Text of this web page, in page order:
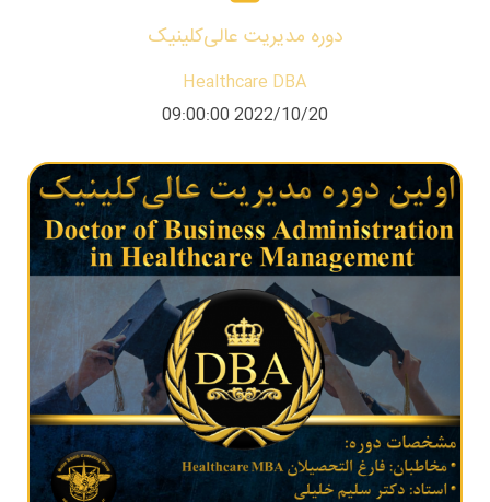
دوره مدیریت عالی‌کلینیک
Healthcare DBA
2022/10/20 09:00:00